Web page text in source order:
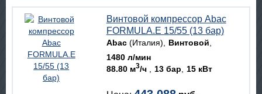
Винтовой компрессор Abac
FORMULA.E 15/55 (13 бар)
Abac(Италия)
Винтовой
1480 л/мин
88.80 м3/ч 13 бар 15 кВт